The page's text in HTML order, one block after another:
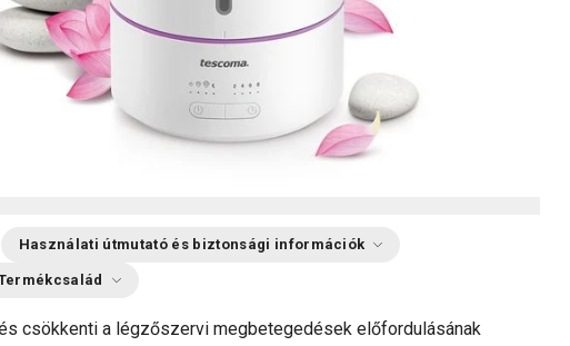
Használati útmutató és biztonsági információk
csökkenti a légzőszervi megbetegedések előfordulásának